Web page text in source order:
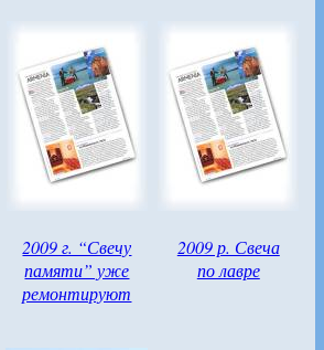
2009 г. “Свечу
памяти” уже
ремонтируют
2009 р. Свеча
по лавре